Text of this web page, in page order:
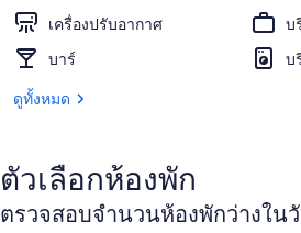
เครื่องปรับอากาศ
บ
บาร์
บ
ดูทั้งหมด
ตัวเลือกห้องพัก
ตรวจสอบจำนวนห้องพักว่างใน